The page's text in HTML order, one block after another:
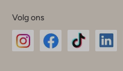
Volg ons